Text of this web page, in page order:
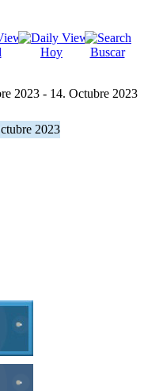
Hoy Buscar
2023 - 14. Octubre 2023
2023